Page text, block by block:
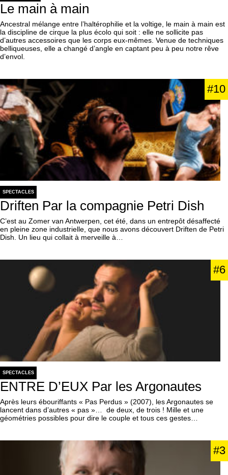
Le main à main
Ancestral mélange entre l’haltérophilie et la voltige, le main à main est
la discipline de cirque la plus écolo qui soit : elle ne sollicite pas
d’autres accessoires que les corps eux-mêmes. Venue de techniques
belliqueuses, elle a changé d’angle en captant peu à peu notre rêve
d’envol.
#10
SPECTACLES
Driften Par la compagnie Petri Dish
C’est au Zomer van Antwerpen, cet été, dans un entrepôt désaffecté
en pleine zone industrielle, que nous avons découvert Driften de Petri
Dish. Un lieu qui collait à merveille à…
#6
SPECTACLES
ENTRE D’EUX Par les Argonautes
Après leurs ébouriffants « Pas Perdus » (2007), les Argonautes se
lancent dans d’autres « pas »… de deux, de trois ! Mille et une
géométries possibles pour dire le couple et tous ces gestes…
#3